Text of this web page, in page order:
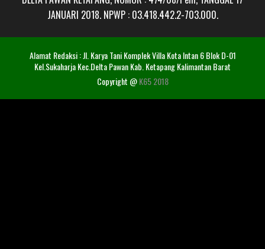
JANUARI 2018. NPWP : 03.418.442.2-703.000.
Alamat Redaksi : Jl. Karya Tani Komplek Villa Kota Intan 6 Blok D-01
Kel.Sukaharja Kec.Delta Pawan Kab. Ketapang Kalimantan Barat
Copyright @K65 2018